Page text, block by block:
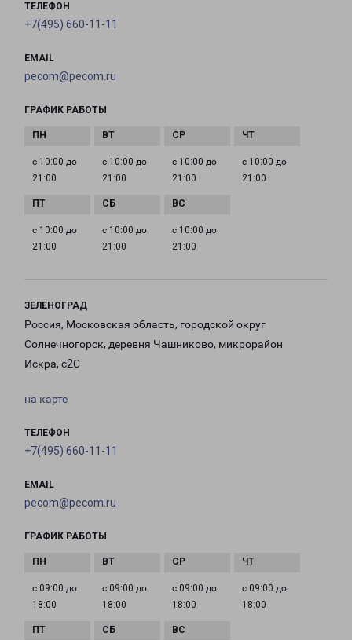
ТЕЛЕФОН
+7(495) 660-11-11
EMAIL
pecom@pecom.ru
ГРАФИК РАБОТЫ
с 10:00 до
21:00
с 10:00 до
21:00
с 10:00 до
21:00
с 10:00 до
21:00
с 10:00 до
21:00
с 10:00 до
21:00
с 10:00 до
21:00
ЗЕЛЕНОГРАД
Россия, Московская область, городской округ
Солнечногорск, деревня Чашниково, микрорайон
Искра, с2С
на карте
ТЕЛЕФОН
+7(495) 660-11-11
EMAIL
pecom@pecom.ru
ГРАФИК РАБОТЫ
с 09:00 до
18:00
с 09:00 до
18:00
с 09:00 до
18:00
с 09:00 до
18:00